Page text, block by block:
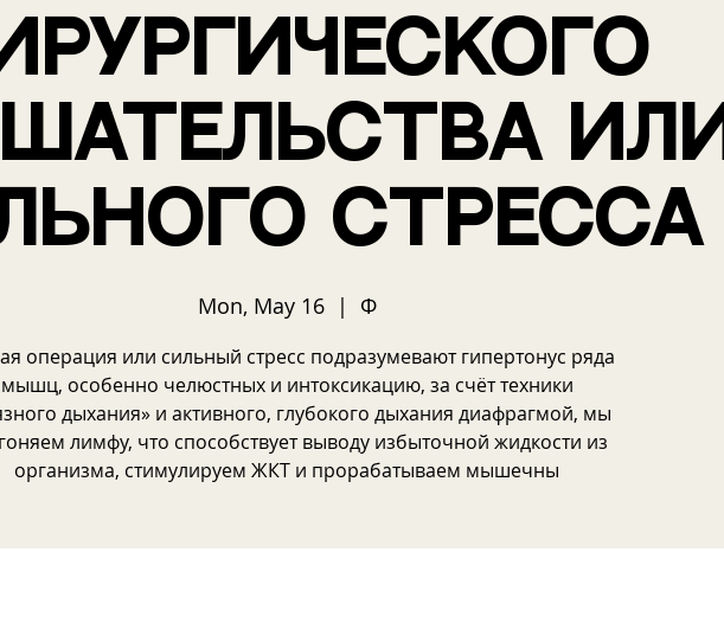
или
стресса
Mon, May 16
  |
Ф
операция или сильный стресс подразумевают гипертонус ряда
мышц, особенно челюстных и интоксикацию, за счёт техники
дыхания» и активного, глубокого дыхания диафрагмой, мы
лимфу, что способствует выводу избыточной жидкости из
организма, стимулируем ЖКТ и прорабатываем мышечны